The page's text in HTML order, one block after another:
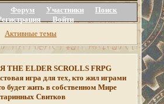
Форум Участники
Поиск
Войти
Активные темы
ELDER SCROLLS FRPG
игра для тех, кто жил играми
будет жить в собственном Мире
Свитков